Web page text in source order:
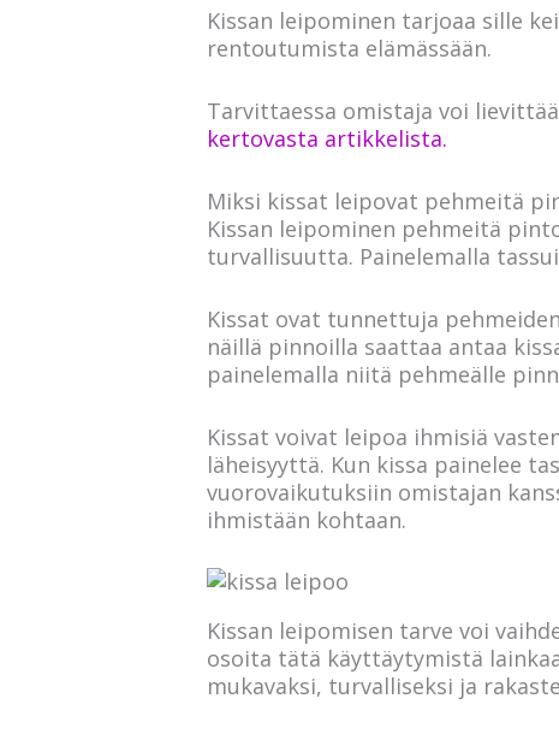
Kissan leipominen tarjoaa sille
rentoutumista elämässään.
Tarvittaessa omistaja voi
kertovasta artikkelista.
Miksi kissat leipovat
Kissan leipominen pehmeitä
turvallisuutta. Painelemalla
Kissat ovat tunnettuja
näillä pinnoilla saattaa antaa
painelemalla niitä pehmeälle
Kissat voivat leipoa ihmisiä
läheisyyttä. Kun kissa painelee
vuorovaikutuksiin omistajan
ihmistään kohtaan.
Kissan leipomisen tarve voi
osoita tätä käyttäytymistä
mukavaksi, turvalliseksi ja